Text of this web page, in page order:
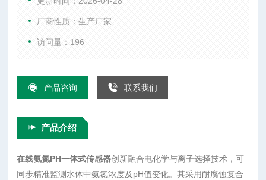
监测等领域，为水质动态管控提供高效解决方案。
厂商性质：生产厂家
访问量：196
产品咨询 联系我们
产品介绍
在线氨氮PH一体式传感器创新融合电化学与离子选择技术，可
同步精准监测水体中氨氮浓度及pH值变化。其采用耐腐蚀复合